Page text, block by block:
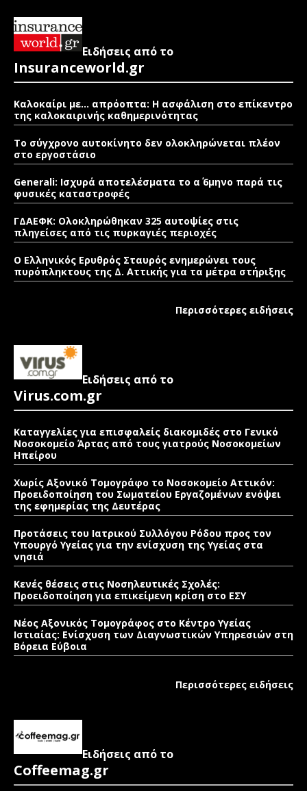
Ειδήσεις από το
Insuranceworld.gr
Καλοκαίρι με… απρόοπτα: Η ασφάλιση στο επίκεντρο
της καλοκαιρινής καθημερινότητας
Το σύγχρονο αυτοκίνητο δεν ολοκληρώνεται πλέον
στο εργοστάσιο
Generali: Ισχυρά αποτελέσματα το α΄ 6μηνο παρά τις
φυσικές καταστροφές
ΓΔΑΕΦΚ: Ολοκληρώθηκαν 325 αυτοψίες στις
πληγείσες από τις πυρκαγιές περιοχές
Ο Ελληνικός Ερυθρός Σταυρός ενημερώνει τους
πυρόπληκτους της Δ. Αττικής για τα μέτρα στήριξης
Περισσότερες ειδήσεις
Ειδήσεις από το
Virus.com.gr
Καταγγελίες για επισφαλείς διακομιδές στο Γενικό
Νοσοκομείο Άρτας από τους γιατρούς Νοσοκομείων
Ηπείρου
Χωρίς Αξονικό Τομογράφο το Νοσοκομείο Αττικόν:
Προειδοποίηση του Σωματείου Εργαζομένων ενόψει
της εφημερίας της Δευτέρας
Προτάσεις του Ιατρικού Συλλόγου Ρόδου προς τον
Υπουργό Υγείας για την ενίσχυση της Υγείας στα
νησιά
Κενές θέσεις στις Νοσηλευτικές Σχολές:
Προειδοποίηση για επικείμενη κρίση στο ΕΣΥ
Νέος Αξονικός Τομογράφος στο Κέντρο Υγείας
Ιστιαίας: Ενίσχυση των Διαγνωστικών Υπηρεσιών στη
Βόρεια Εύβοια
Περισσότερες ειδήσεις
Ειδήσεις από το
Coffeemag.gr